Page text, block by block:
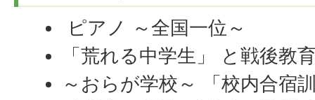
ピアノ ～全国一位～
「荒れる中学生」 と戦後教
～おらが学校～ 「校内合宿